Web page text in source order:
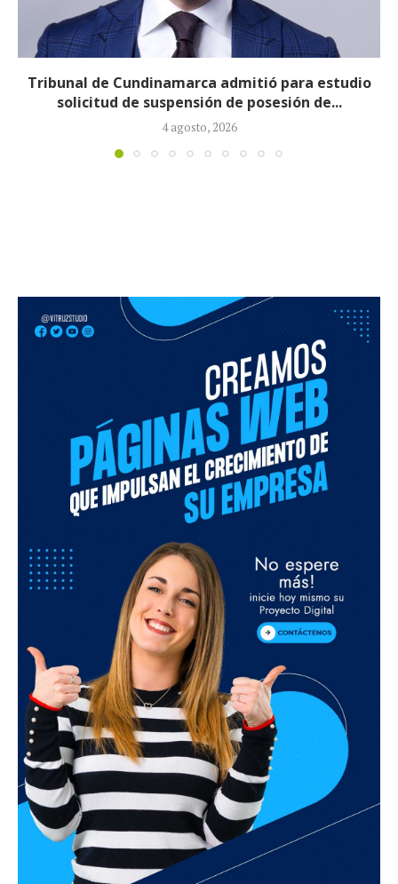
Reducirán afiliados de la Nueva EPS: propuesta de
la ministra de Salud...
3 agosto, 2026